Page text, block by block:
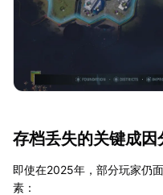
存档丢失的关键成因
即使在2025年，部分玩家仍
素：